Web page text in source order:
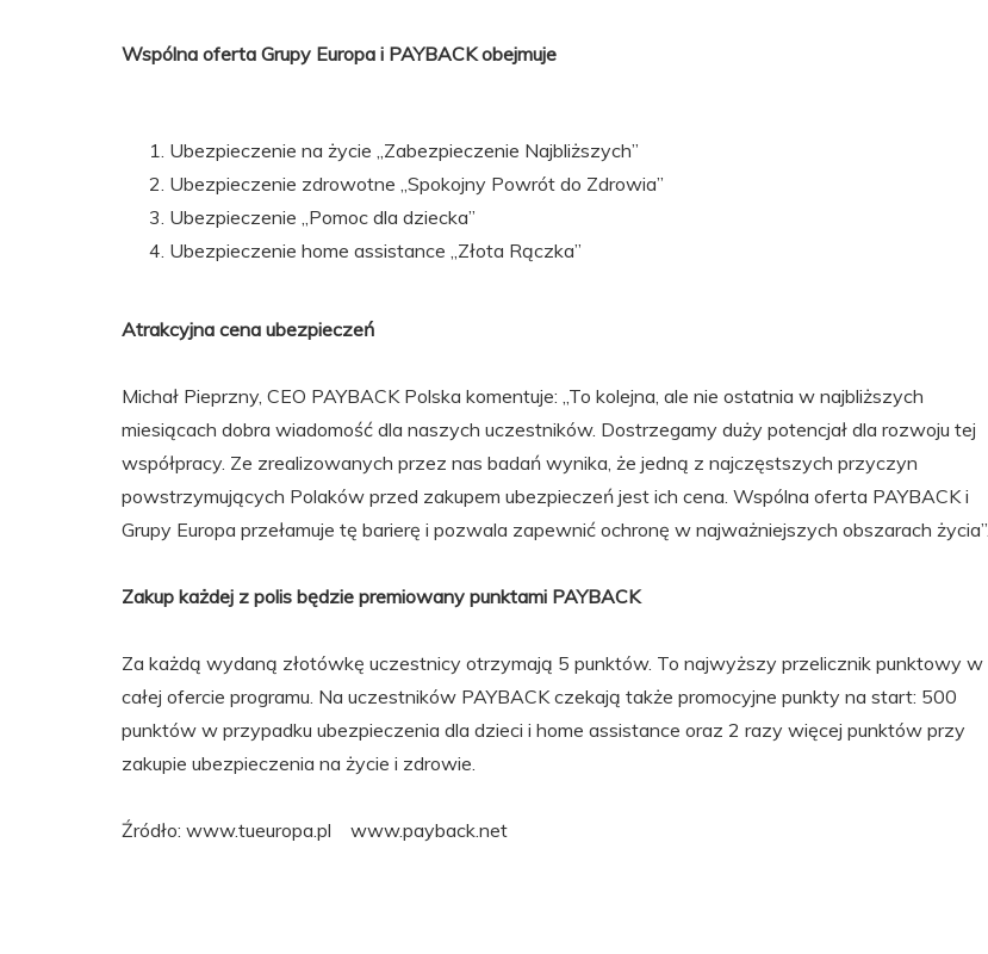
Wspólna oferta Grupy Europa i PAYBACK obejmuje
Ubezpieczenie na życie „Zabezpieczenie Najbliższych”
Ubezpieczenie zdrowotne „Spokojny Powrót do Zdrowia”
Ubezpieczenie „Pomoc dla dziecka”
Ubezpieczenie home assistance „Złota Rączka”
Atrakcyjna cena ubezpieczeń
Michał Pieprzny, CEO PAYBACK Polska komentuje: „To kolejna, ale nie ostatnia w najbliższych
miesiącach dobra wiadomość dla naszych uczestników. Dostrzegamy duży potencjał dla rozwoju tej
współpracy. Ze zrealizowanych przez nas badań wynika, że jedną z najczęstszych przyczyn
powstrzymujących Polaków przed zakupem ubezpieczeń jest ich cena. Wspólna oferta PAYBACK i
Grupy Europa przełamuje tę barierę i pozwala zapewnić ochronę w najważniejszych obszarach życia”.
Zakup każdej z polis będzie premiowany punktami PAYBACK
Za każdą wydaną złotówkę uczestnicy otrzymają 5 punktów. To najwyższy przelicznik punktowy w
całej ofercie programu. Na uczestników PAYBACK czekają także promocyjne punkty na start: 500
punktów w przypadku ubezpieczenia dla dzieci i home assistance oraz 2 razy więcej punktów przy
zakupie ubezpieczenia na życie i zdrowie.
Źródło: www.tueuropa.pl www.payback.net